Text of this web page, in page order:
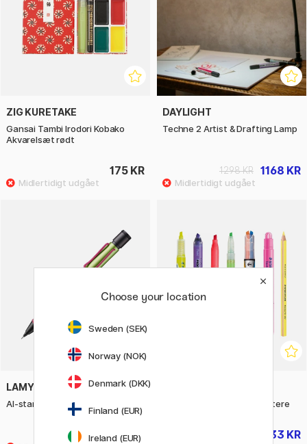
ZIG KURETAKE
Gansai Tambi Irodori Kobako
Akvarelsæt rødt
175 KR
DAYLIGHT
Techne 2 Artist & Drafting Lamp
1168 KR
1298 KR
LAMY
Al-star Stiftblyant 0.5 Disco
198 KR
Sample kit Unikke highlightere
133 KR
Choose your location
Sweden (SEK)
Norway (NOK)
Denmark (DKK)
Finland (EUR)
Ireland (EUR)